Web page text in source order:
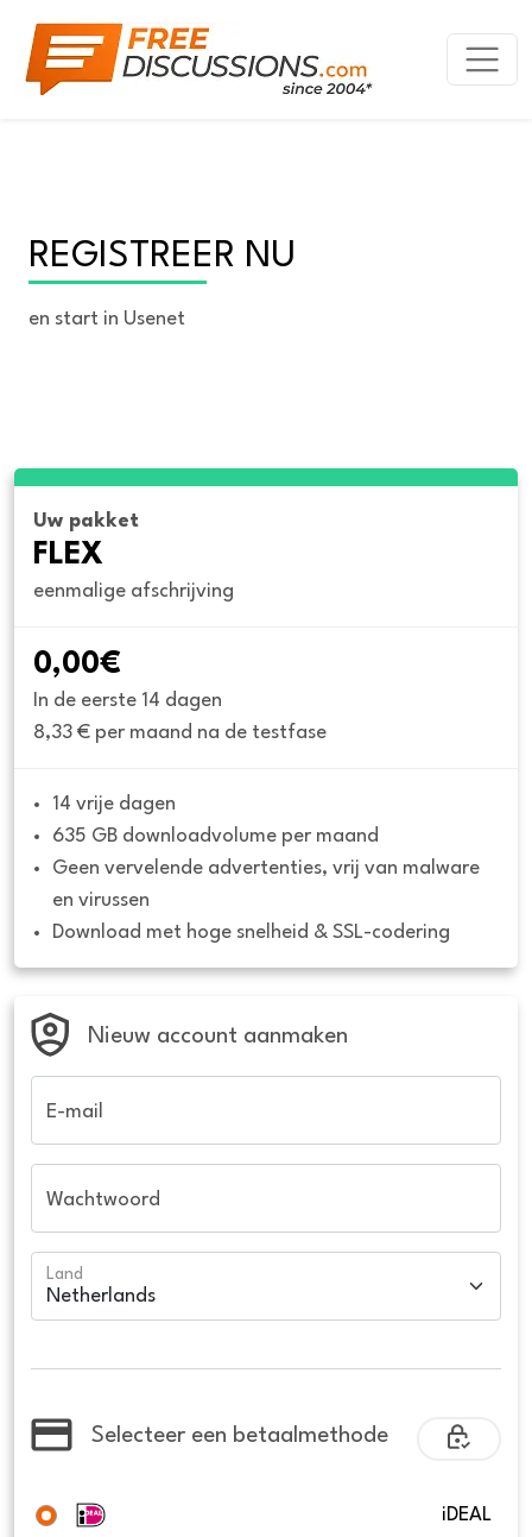
REGISTREER NU
en start in Usenet
Uw pakket
FLEX
eenmalige afschrijving
0,00€
In de eerste 14 dagen
8,33 € per maand na de testfase
14 vrije dagen
635 GB downloadvolume per maand
Geen vervelende advertenties, vrij van malware
en virussen
Download met hoge snelheid & SSL-codering
Nieuw account aanmaken
E-mail
Wachtwoord
Land
Selecteer een betaalmethode
iDEAL